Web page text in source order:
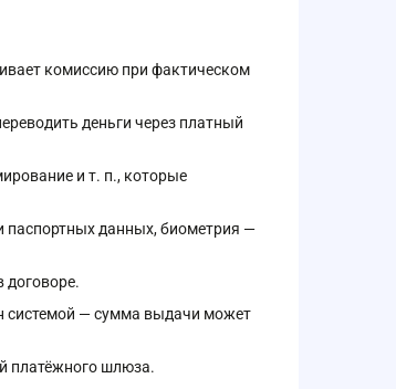
комиссию при фактическом
деньги через платный
и т. п., которые
паспортных данных, биометрия —
договоре.
системой — сумма выдачи может
платёжного шлюза.